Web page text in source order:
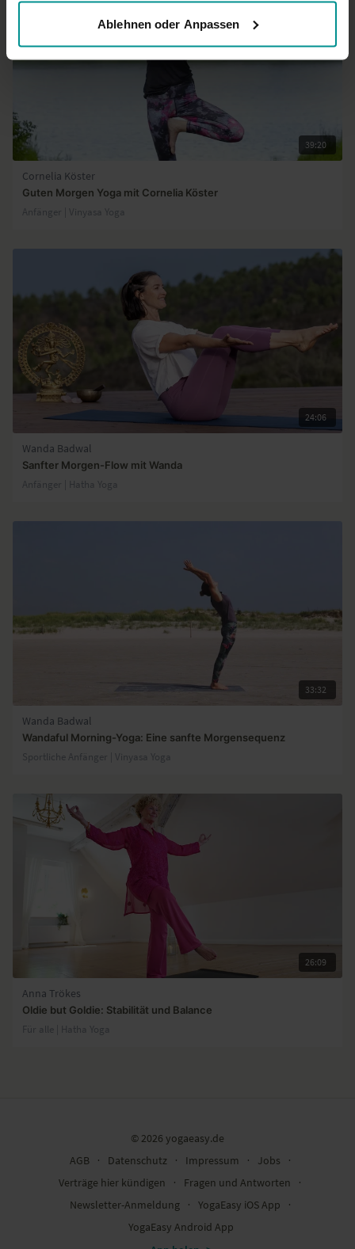
Ablehnen oder Anpassen
39:20
Cornelia Köster
Guten Morgen Yoga mit Cornelia Köster
Anfänger | Vinyasa Yoga
24:06
Wanda Badwal
Sanfter Morgen-Flow mit Wanda
Anfänger | Hatha Yoga
33:32
Wanda Badwal
Wandaful Morning-Yoga: Eine sanfte Morgensequenz
Sportliche Anfänger | Vinyasa Yoga
26:09
Anna Trökes
Oldie but Goldie: Stabilität und Balance
Für alle | Hatha Yoga
© 2026 yogaeasy.de
AGB
∙ Datenschutz ∙ Impressum ∙ Jobs
∙
Verträge hier kündigen
∙ Fragen und Antworten
∙
Newsletter-Anmeldung
∙ YogaEasy iOS App
∙
YogaEasy Android App